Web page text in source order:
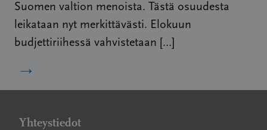
Suomen valtion menoista. Tästä osuudesta
leikataan nyt merkittävästi. Elokuun
budjettiriihessä vahvistetaan […]
→
Yhteystiedot